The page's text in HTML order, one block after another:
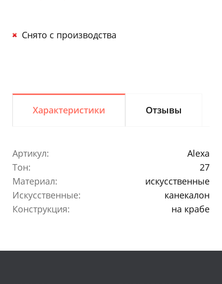
Снято с производства
Характеристики Отзывы
Артикул:
Alexa
Тон:
27
Материал:
искусственные
Искусственные:
канекалон
Конструкция:
на крабе